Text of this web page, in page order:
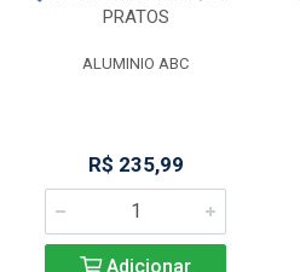
PRATOS
ALUMINIO ABC
R$ 235,99
Adicionar